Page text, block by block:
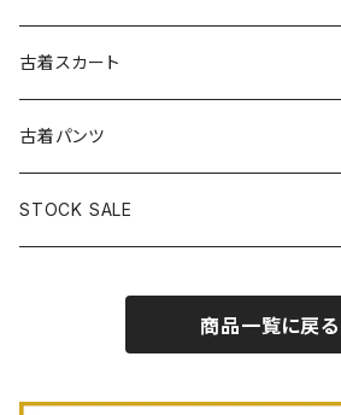
古着ベアトップワンピース
古着オールインワン
古着オーバーオール
古着パーカー
古着長袖プルオーバー
古着半袖プルオーバー
古着Ｔシャツ
古着長袖Ｔシャツ
古着半袖Ｔシャツ
古着ベスト
古着キャミソール
古着ポロシャツ
古着カーディガン
古着半袖ニット
古着ニットアウター
古着ライトジャケット
古着ライトコート
古着ヘビージャケット
古着スカート
古着ロング丈スカート (丈76cm-)
古着膝丈スカート (丈56-75cm)
古着ミニ丈スカート (丈56-75cm)
古着パンツ
古着ロング丈パンツ
STOCK SALE
Autumn / Winter
商品一覧に戻る